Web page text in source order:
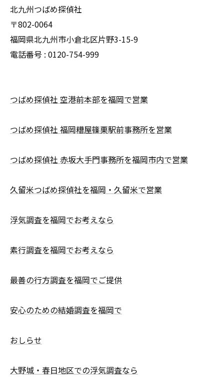
北九州つばめ探偵社
〒802-0064
福岡県北九州市小倉北区片野3-15-9
電話番号 : 0120-754-999
つばめ探偵社 空港前本部を福岡で営業
つばめ探偵社 福岡糟屋篠栗駅前事務所を営業
つばめ探偵社 赤坂大手門事務所を福岡市内で営業
久留米つばめ探偵社を福岡・久留米で営業
浮気調査を福岡でお考えなら
素行調査を福岡でお考えなら
最善の行方調査を福岡でご提供
安心のための結婚調査を福岡で
おしらせ
大野城・春日地区での浮気調査なら